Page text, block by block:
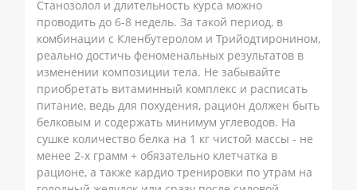
Станозолол и длительность курса можно
проводить до 6-8 недель. За такой период, в
комбинации с Кленбутеролом и Трийодтиронином,
реально достичь феноменальных результатов в
изменении композиции тела. Не забывайте
приобретать витаминный комплекс и расписать
питание, ведь для похудения, рацион должен быть
белковым и содержать минимум углеводов. На
сушке количество белка на 1 кг чистой массы - не
менее 2-х грамм + обязательно клетчатка в
рационе, а также кардио тренировки по утрам на